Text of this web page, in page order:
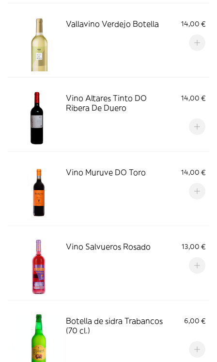
Vallavino Verdejo Botella 14,00 €
Vino Altares Tinto DO
Ribera De Duero
14,00 €
Vino Muruve DO Toro 14,00 €
Vino Salvueros Rosado 13,00 €
Botella de sidra Trabancos
(70 cl.)
6,00 €